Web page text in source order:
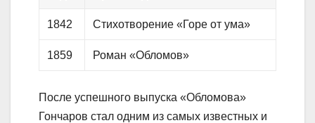
1842 Стихотворение «Горе от ума»
1859 Роман «Обломов»
После успешного выпуска «Обломова»
Гончаров стал одним из самых известных и